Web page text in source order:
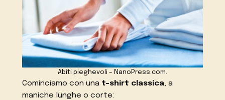
Abiti pieghevoli – NanoPress.com.
Cominciamo con una t-shirt classica, a
maniche lunghe o corte: